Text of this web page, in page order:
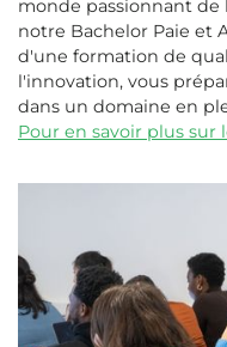
monde passionnant de
notre Bachelor Paie et
d'une formation de
l'innovation, vous
dans un domaine en
Pour en savoir plus sur